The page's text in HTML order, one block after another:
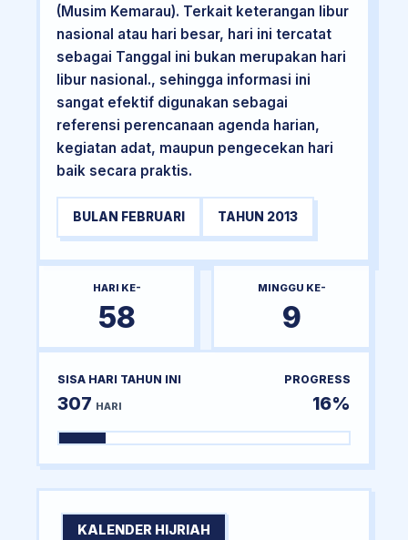
(Musim Kemarau). Terkait keterangan libur
nasional atau hari besar, hari ini tercatat
sebagai Tanggal ini bukan merupakan hari
libur nasional., sehingga informasi ini
sangat efektif digunakan sebagai
referensi perencanaan agenda harian,
kegiatan adat, maupun pengecekan hari
baik secara praktis.
BULAN FEBRUARI TAHUN 2013
HARI KE-
58
MINGGU KE-
9
SISA HARI TAHUN INI
307 HARI
PROGRESS
16%
KALENDER HIJRIAH